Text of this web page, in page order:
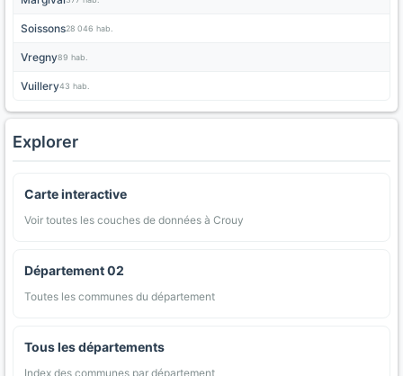
Soissons28 046 hab.
Vregny89 hab.
Vuillery43 hab.
Explorer
Carte interactive
Voir toutes les couches de données à Crouy
Département 02
Toutes les communes du département
Tous les départements
Index des communes par département